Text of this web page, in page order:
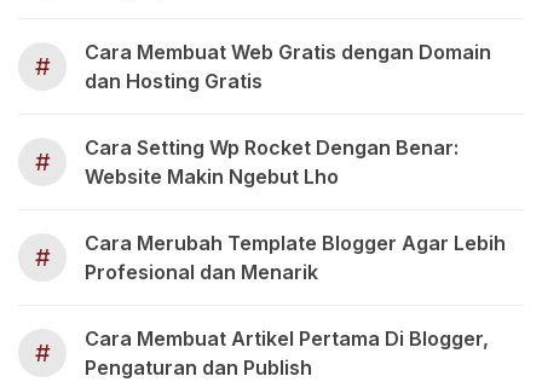
#
Cara Membuat Web Gratis dengan Domain
dan Hosting Gratis
#
Cara Setting Wp Rocket Dengan Benar:
Website Makin Ngebut Lho
#
Cara Merubah Template Blogger Agar Lebih
Profesional dan Menarik
#
Cara Membuat Artikel Pertama Di Blogger,
Pengaturan dan Publish